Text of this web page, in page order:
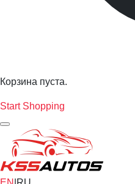
Корзина пуста.
Start Shopping